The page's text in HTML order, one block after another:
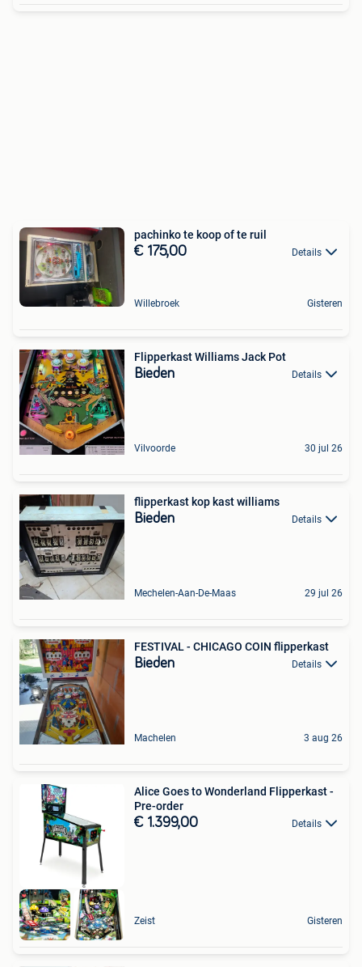
pachinko te koop of te ruil
€ 175,00 Details
Willebroek Gisteren
Flipperkast Williams Jack Pot
Bieden Details
Vilvoorde 30 jul 26
flipperkast kop kast williams
Bieden Details
Mechelen-Aan-De-Maas 29 jul 26
FESTIVAL - CHICAGO COIN flipperkast
Bieden Details
Machelen 3 aug 26
Alice Goes to Wonderland Flipperkast -
Pre-order
€ 1.399,00 Details
Zeist Gisteren